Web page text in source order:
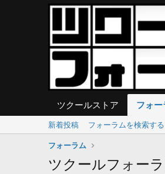
ツクールストア フォ
新着投稿
フォーラムを検索する
フォーラム
ツクールフォー